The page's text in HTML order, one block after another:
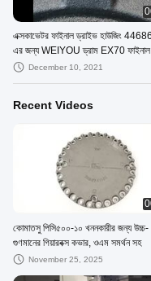
এক্সকাভেটর ফাইনাল ড্রাইভ হাউজিং
এর জন্য WEIYOU ড্রাম EX70 ফাইনাল
হাব
December 10, 2021
Recent Videos
কোমাতসু পিসি৫০০-১০ খননকারীর জন্য উচ্চ-
গুণমানের গিয়ারবক্স কভার, ওএম সমর্থন সহ
November 25, 2025